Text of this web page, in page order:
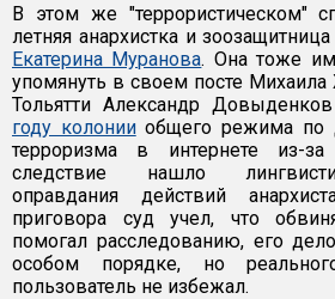
В этом же "террористическом"
летняя анархистка и
Екатерина Муранова. Она тоже
упомянуть в своем посте
Тольятти Александр
году колонииобщего режима по
терроризма в интернете из-
следствие нашло
оправдания действий
приговора суд учел, что
помогал расследованию, его
особом порядке, но
пользователь не избежал.